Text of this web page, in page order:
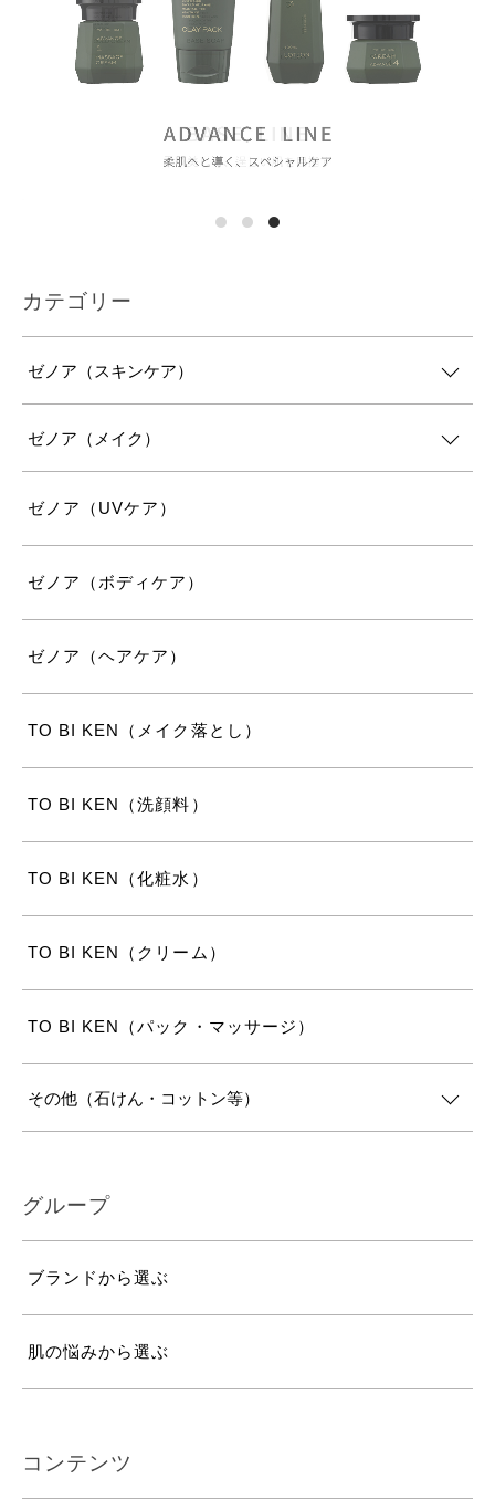
カテゴリー
ゼノア（スキンケア）
ゼノア（メイク）
ゼノア（UVケア）
ゼノア（ボディケア）
ゼノア（ヘアケア）
TO BI KEN（メイク落とし）
TO BI KEN（洗顔料）
TO BI KEN（化粧水）
TO BI KEN（クリーム）
TO BI KEN（パック・マッサージ）
その他（石けん・コットン等）
グループ
ブランドから選ぶ
肌の悩みから選ぶ
コンテンツ